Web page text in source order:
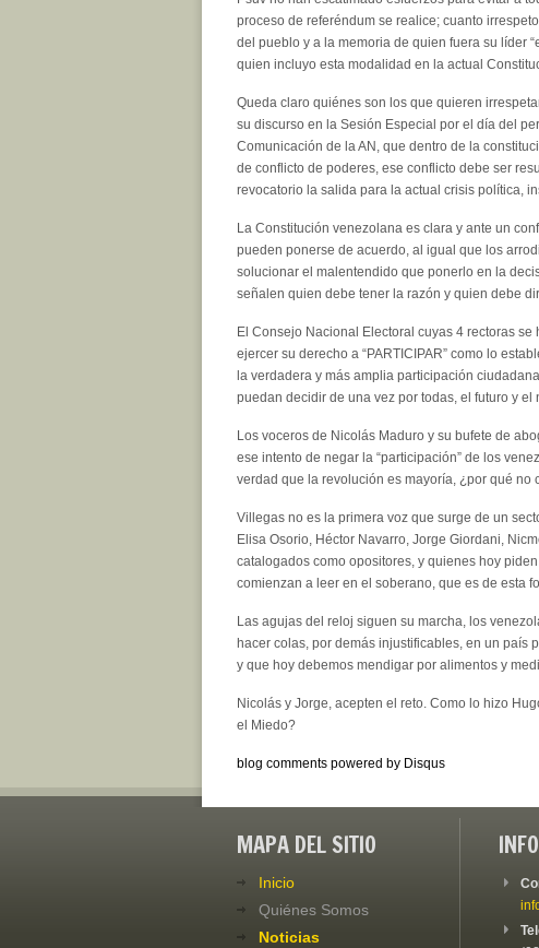
proceso de referéndum se realice; cuanto
del pueblo y a la memoria de quien fuera su líder
quien incluyo esta modalidad en la actual
Queda claro quiénes son los que quieren
su discurso en la Sesión Especial por el día del
Comunicación de la AN, que dentro de la
de conflicto de poderes, ese conflicto debe ser
revocatorio la salida para la actual crisis política,
La Constitución venezolana es clara y ante un
pueden ponerse de acuerdo, al igual que los
solucionar el malentendido que ponerlo en la
señalen quien debe tener la razón y quien debe
El Consejo Nacional Electoral cuyas 4 rectoras
ejercer su derecho a “PARTICIPAR” como lo
la verdadera y más amplia participación
puedan decidir de una vez por todas, el futuro y el
Los voceros de Nicolás Maduro y su bufete de
ese intento de negar la “participación” de los
verdad que la revolución es mayoría, ¿por qué no
Villegas no es la primera voz que surge de un
Elisa Osorio, Héctor Navarro, Jorge Giordani,
catalogados como opositores, y quienes hoy
comienzan a leer en el soberano, que es de esta
Las agujas del reloj siguen su marcha, los
hacer colas, por demás injustificables, en un país
y que hoy debemos mendigar por alimentos y
Nicolás y Jorge, acepten el reto. Como lo hizo
el Miedo?
blog comments powered by Disqus
MAPA DEL SITIO
Inicio
Quiénes Somos
Noticias